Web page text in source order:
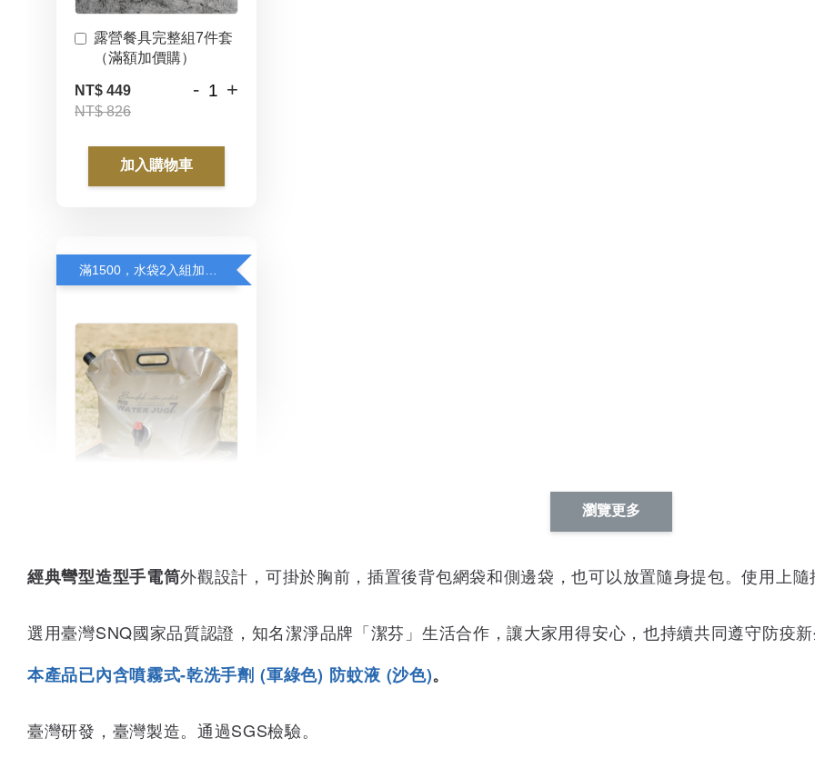
露營餐具完整組7件套
（滿額加價購）
NT$ 449
NT$ 826
- +
加入購物車
BD-347 [防災必備，2
入組]
NT$ 199
NT$ 254
- +
瀏覽更多
經典彎型造型手電筒外觀設計，可掛於胸前，插置後背包網袋和側邊袋，也可以放置隨身提包。使用上
選用臺灣SNQ國家品質認證，知名潔淨品牌「潔芬」生活合作，讓大家用得安心，也持續共同遵守防疫
本產品已內含噴霧式-乾洗手劑 (軍綠色) 防蚊液 (沙色)。
臺灣研發，臺灣製造。通過SGS檢驗。